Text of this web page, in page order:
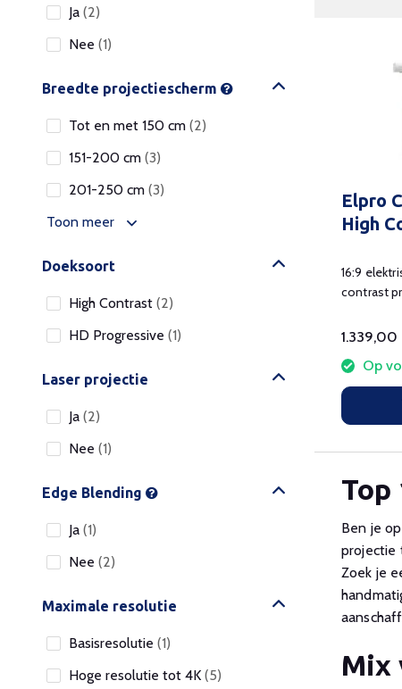
Ja (2)
Nee (1)
Breedte projectiescherm
Tot en met 150 cm (2)
151-200 cm (3)
201-250 cm (3)
Toon meer
Doeksoort
High Contrast (2)
HD Progressive (1)
Laser projectie
Ja (2)
Nee (1)
Edge Blending
Ja (1)
Nee (2)
Maximale resolutie
Basisresolutie (1)
Hoge resolutie tot 4K (5)
Elpro
High
16:9
contrast
1.339,00
Op
Top
Ben je
projectie
Zoek je
Mix